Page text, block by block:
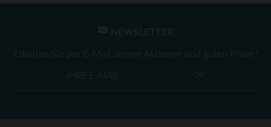
VERFÜGBARE GRÖSSEN
XS
VERFÜGBARE GRÖSSEN
XL
NEWSLETTER
Erhalten Sie per E-Mail unsere Aktionen und guten Pläne !
OK